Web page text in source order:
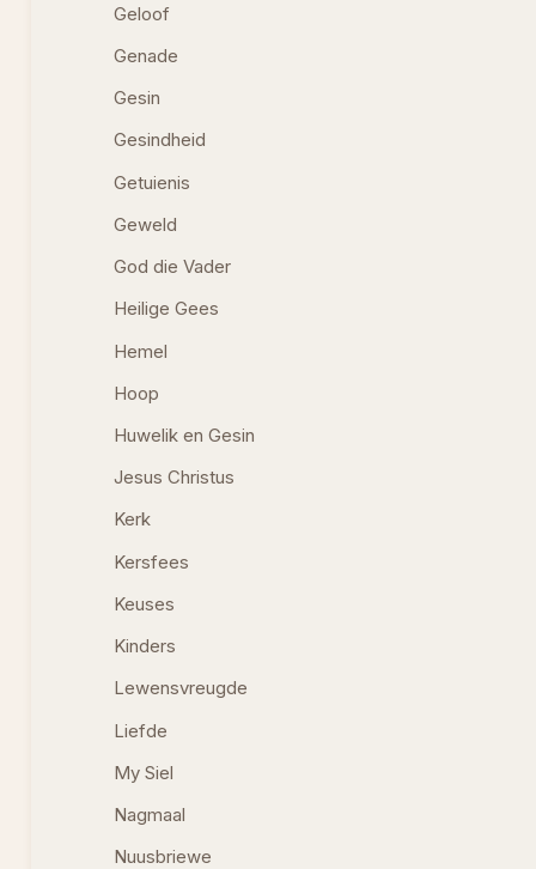
Geloof
Genade
Gesin
Gesindheid
Getuienis
Geweld
God die Vader
Heilige Gees
Hemel
Hoop
Huwelik en Gesin
Jesus Christus
Kerk
Kersfees
Keuses
Kinders
Lewensvreugde
Liefde
My Siel
Nagmaal
Nuusbriewe